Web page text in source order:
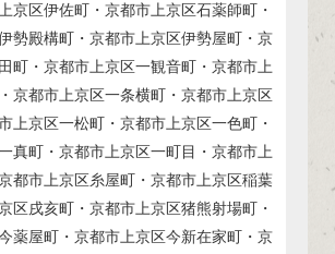
京区伊佐町・京都市上京区石薬師町・
勢殿構町・京都市上京区伊勢屋町・京
町・京都市上京区一観音町・京都市上
京都市上京区一条横町・京都市上京区
上京区一松町・京都市上京区一色町・
真町・京都市上京区一町目・京都市上
都市上京区糸屋町・京都市上京区稲葉
区戌亥町・京都市上京区猪熊射場町・
薬屋町・京都市上京区今新在家町・京